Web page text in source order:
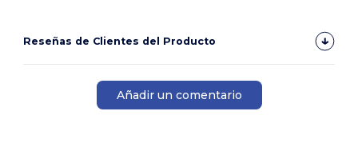
Reseñas de Clientes del Producto
Añadir un comentario